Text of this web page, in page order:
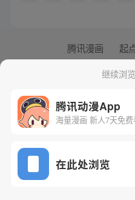
继续浏
腾讯动漫App
海量漫画 新人7天免
在此处浏览
腾讯漫画 起
网站备案/许可证